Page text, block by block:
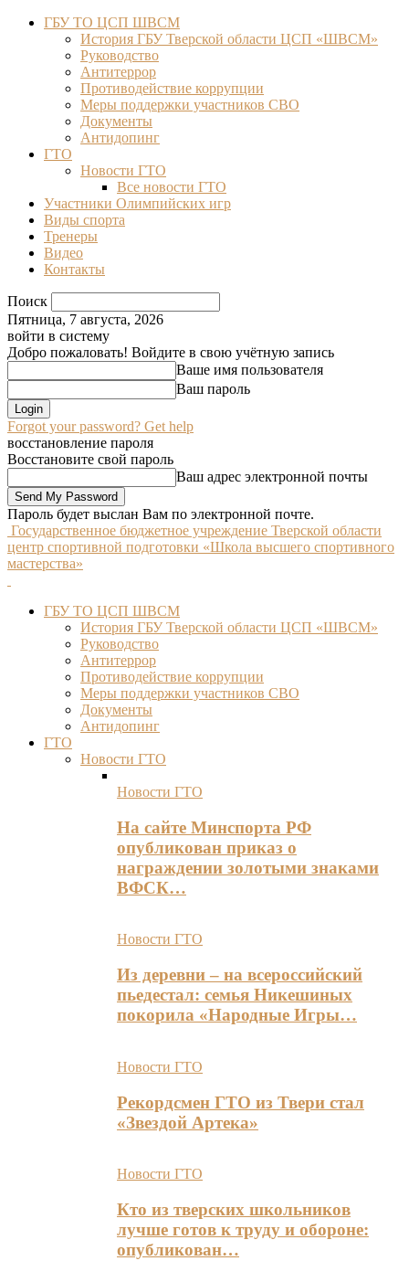
ГБУ ТО ЦСП ШВСМ
История ГБУ Тверской области ЦСП «ШВСМ»
Руководство
Антитеррор
Противодействие коррупции
Меры поддержки участников СВО
Документы
Антидопинг
ГТО
Новости ГТО
Все новости ГТО
Участники Олимпийских игр
Виды спорта
Тренеры
Видео
Контакты
Поиск
Пятница, 7 августа, 2026
войти в систему
Добро пожаловать! Войдите в свою учётную запись
Ваше имя пользователя
Ваш пароль
Forgot your password? Get help
восстановление пароля
Восстановите свой пароль
Ваш адрес электронной почты
Пароль будет выслан Вам по электронной почте.
Государственное бюджетное учреждение Тверской области
центр спортивной подготовки «Школа высшего спортивного
мастерства»
ГБУ ТО ЦСП ШВСМ
История ГБУ Тверской области ЦСП «ШВСМ»
Руководство
Антитеррор
Противодействие коррупции
Меры поддержки участников СВО
Документы
Антидопинг
ГТО
Новости ГТО
Новости ГТО
На сайте Минспорта РФ
опубликован приказ о
награждении золотыми знаками
ВФСК…
Новости ГТО
Из деревни – на всероссийский
пьедестал: семья Никешиных
покорила «Народные Игры…
Новости ГТО
Рекордсмен ГТО из Твери стал
«Звездой Артека»
Новости ГТО
Кто из тверских школьников
лучше готов к труду и обороне:
опубликован…